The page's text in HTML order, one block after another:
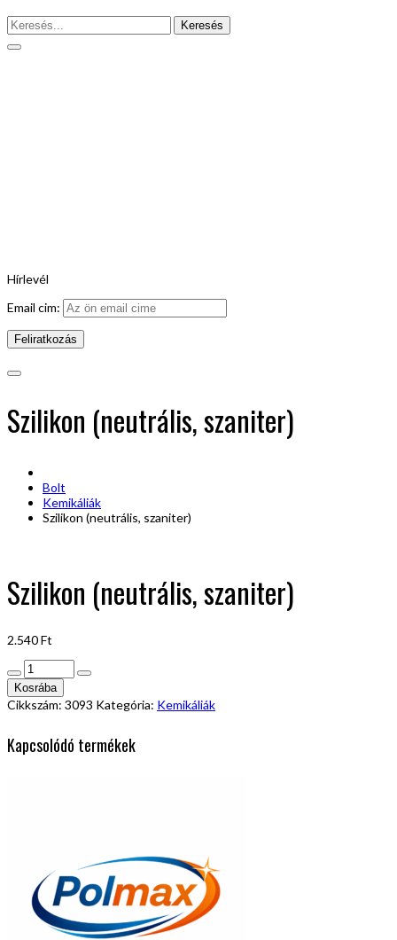
Keresés
Hírlevél
Email cim:
Szilikon (neutrális, szaniter)
Bolt
Kemikáliák
Szilikon (neutrális, szaniter)
Szilikon (neutrális, szaniter)
2.540Ft
Szilikon
(neutrális,
szaniter)
mennyiség
Kosrába
Cikkszám: 3093 Kategória: Kemikáliák
Kapcsolódó termékek